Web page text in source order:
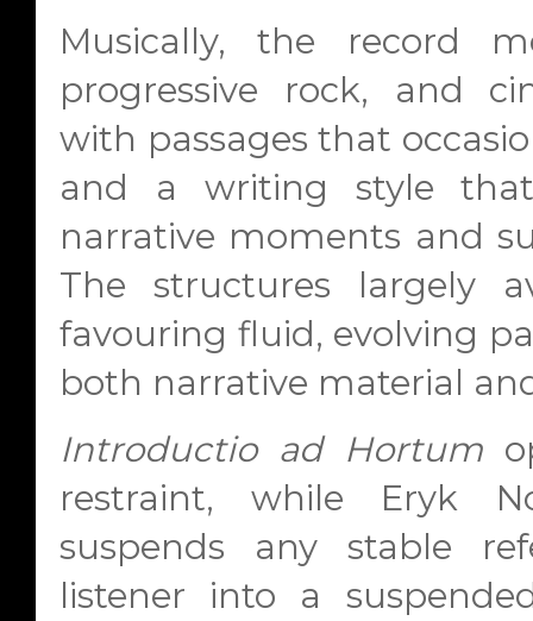
Musically, the record
progressive rock, and
with passages that
and a writing style
narrative moments and
The structures largely
favouring fluid, evolving
both narrative material
Introductio ad Hortum
restraint, while Eryk
suspends any stable
listener into a